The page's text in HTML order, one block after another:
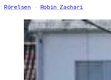
Rörelsen Robin Zachari